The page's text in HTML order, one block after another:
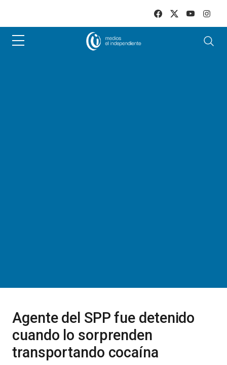
Agente del SPP fue detenido
cuando lo sorprenden
transportando cocaína